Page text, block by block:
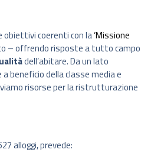
obiettivi coerenti con la‘Missione
– offrendo risposte a tutto campo
dell’abitare. Da un lato
beneficio della classe media e
risorse per la ristrutturazione
alloggi, prevede: